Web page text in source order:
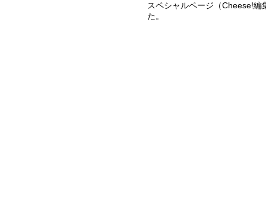
スペシャルページ（Cheese!
た。